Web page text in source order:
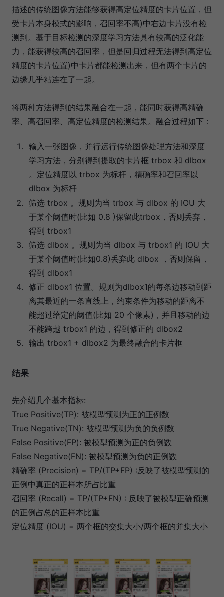
描述的传统图像方法能够获得高定位精度的卡片位置，但
受卡片本身模式的影响，召回率不高)中右边卡片没有检
测到。基于目标检测的深度学习方法具有较高的泛化能
力，能获得较高的召回率，但是回归过程无法得到高定位
精度的卡片位置)中卡片都能检测出来，但有两个卡片的
边缘几乎粘连在了一起。
将两种方法得到的结果融合在一起，能同时获得高精确
率、高召回率、高定位精度的检测结果。融合过程如下：
输入一张图像，并行运行传统图像处理方法和深度
学习方法，分别得到提取的卡片框 trbox 和 dlbox
。定位精度以 trbox 为标杆，精确率和召回率以
dlbox 为标杆
筛选 trbox 。规则为当 trbox 与 dlbox 的 IOU 大
于某个阈值时(比如 0.8 )保留此trbox，否则丢弃，
得到 trbox1
筛选 dlbox 。规则为当 dlbox 与 trbox1 的 IOU 大
于某个阈值时(比如0.8)丢弃此 dlbox ，否则保留，
得到 dlbox1
修正 dlbox1 位置。规则为dlbox1的每条边移动到距
离其最近的一条直线上，约束条件为移动的距离不
能超过给定的阈值(比如 20 个像素)，并且移动的边
不能跨越 trbox1 的边，得到修正的 dlbox2
输出 trbox1 + dlbox2 为最终融合的卡片框
结果
先介绍几个基本指标:
True Positive(TP): 被模型预测为正的正例数
True Negative(TN): 被模型预测为负的负例数
False Positive(FP): 被模型预测为正的负例数
False Negative(FN): 被模型预测为负的正例数
精确率 (Precision) = TP/(TP+FP) :反映了被模型预测的
正例中真正的正样本所占比重
召回率 (Recall) = TP/(TP+FN) : 反映了被模型正确预测
的正例占总的正样本比重
定位精度 (IOU) = 两个框的交集大小/两个框的并集大小